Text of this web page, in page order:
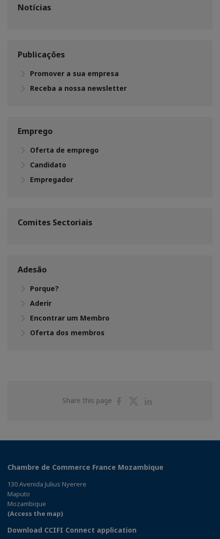
Notícias
Publicações
Promover a sua empresa
Receba a nossa newsletter
Emprego
Oferta de emprego
Candidato
Empregador
Comites Sectoriais
Adesão
Porque?
Aderir
Encontrar um Membro
Oferta dos membros
Share this page
ShareShare
Chambre de Commerce France Mozambique
130 Avenida Julius Nyerere
Maputo
Mozambique
(Access the map)
Download CCIFI Connect application